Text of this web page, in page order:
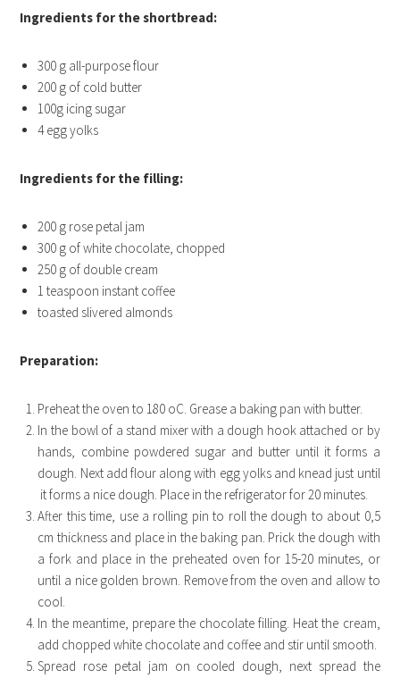
Ingredients for the shortbread:
300 g all-purpose flour
200 g of cold butter
100g icing sugar
4 egg yolks
Ingredients for the filling:
200 g rose petal jam
300 g of white chocolate, chopped
250 g of double cream
1 teaspoon instant coffee
toasted slivered almonds
Preparation:
Preheat the oven to 180 oC. Grease a baking pan with butter.
In the bowl of a stand mixer with a dough hook attached or by
hands, combine powdered sugar and butter until it forms a
dough. Next add flour along with egg yolks and knead just until
it forms a nice dough. Place in the refrigerator for 20 minutes.
After this time, use a rolling pin to roll the dough to about 0,5
cm thickness and place in the baking pan. Prick the dough with
a fork and place in the preheated oven for 15-20 minutes, or
until a nice golden brown. Remove from the oven and allow to
cool.
In the meantime, prepare the chocolate filling. Heat the cream,
add chopped white chocolate and coffee and stir until smooth.
Spread rose petal jam on cooled dough, next spread the